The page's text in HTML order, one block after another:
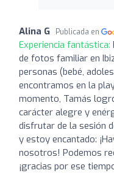
Alina G Publicada en
Experiencia fantástica:
de fotos familiar en
personas (bebé,
encontramos en la
momento, Tamás
carácter alegre y
disfrutar de la sesión
y estoy encantado:
nosotros! Podemos
¡gracias por ese